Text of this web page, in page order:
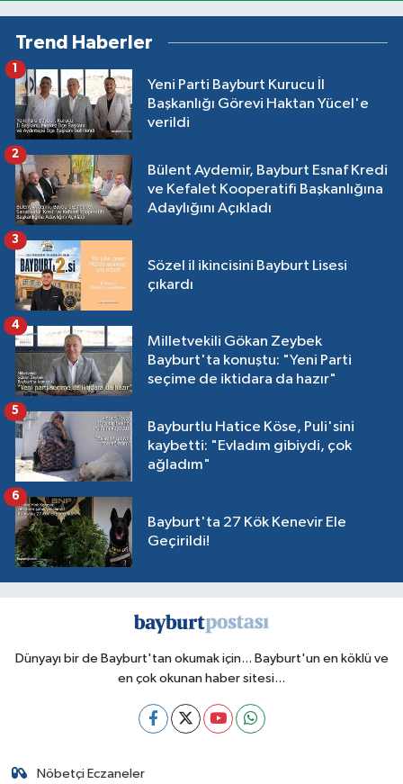
Trend Haberler
Yeni Parti Bayburt Kurucu İl
Başkanlığı Görevi Haktan Yücel'e
verildi
1
Bülent Aydemir, Bayburt Esnaf Kredi
ve Kefalet Kooperatifi Başkanlığına
Adaylığını Açıkladı
2
Sözel il ikincisini Bayburt Lisesi
çıkardı
3
Milletvekili Gökan Zeybek
Bayburt'ta konuştu: "Yeni Parti
seçime de iktidara da hazır"
4
Bayburtlu Hatice Köse, Puli'sini
kaybetti: "Evladım gibiydi, çok
ağladım"
5
Bayburt'ta 27 Kök Kenevir Ele
Geçirildi!
6
Dünyayı bir de Bayburt'tan okumak için... Bayburt'un en köklü ve
en çok okunan haber sitesi...
Nöbetçi Eczaneler